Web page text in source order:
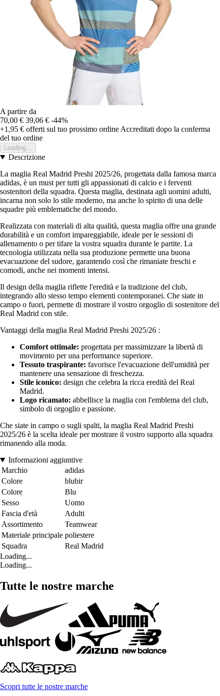
A partire da
70,00 € 39,06 € -44%
+1,95 € offerti sul tuo prossimo ordine Accreditati dopo la conferma
del tuo ordine
Loading...
Descrizione
La maglia Real Madrid Preshi 2025/26, progettata dalla famosa marca
adidas, è un must per tutti gli appassionati di calcio e i ferventi
sostenitori della squadra. Questa maglia, destinata agli uomini adulti,
incarna non solo lo stile moderno, ma anche lo spirito di una delle
squadre più emblematiche del mondo.
Realizzata con materiali di alta qualità, questa maglia offre una grande
durabilità e un comfort impareggiabile, ideale per le sessioni di
allenamento o per tifare la vostra squadra durante le partite. La
tecnologia utilizzata nella sua produzione permette una buona
evacuazione del sudore, garantendo così che rimaniate freschi e
comodi, anche nei momenti intensi.
Il design della maglia riflette l'eredità e la tradizione del club,
integrando allo stesso tempo elementi contemporanei. Che siate in
campo o fuori, permette di mostrare il vostro orgoglio di sostenitore del
Real Madrid con stile.
Vantaggi della maglia Real Madrid Preshi 2025/26 :
Comfort ottimale: progettata per massimizzare la libertà di
movimento per una performance superiore.
Tessuto traspirante: favorisce l'evacuazione dell'umidità per
mantenere una sensazione di freschezza.
Stile iconico: design che celebra la ricca eredità del Real
Madrid.
Logo ricamato: abbellisce la maglia con l'emblema del club,
simbolo di orgoglio e passione.
Che siate in campo o sugli spalti, la maglia Real Madrid Preshi
2025/26 è la scelta ideale per mostrare il vostro supporto alla squadra
rimanendo alla moda.
Informazioni aggiuntive
Marchio
adidas
Colore
blubir
Colore
Blu
Sesso
Uomo
Fascia d'età
Adulti
Assortimento
Teamwear
Materiale principale poliestere
Squadra
Real Madrid
Loading...
Loading...
Tutte le nostre marche
Scopri tutte le nostre marche